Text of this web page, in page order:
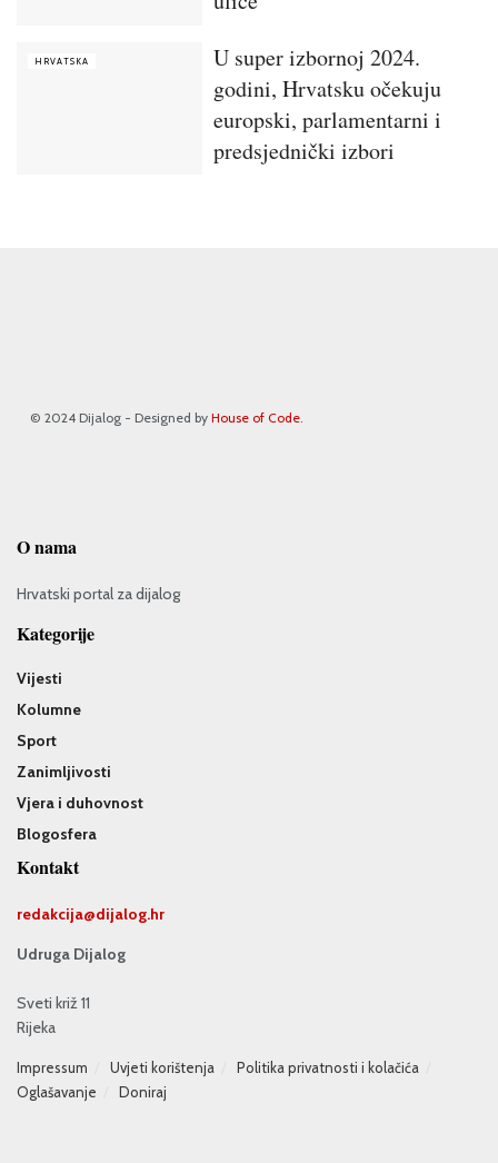
HRVATSKA
U super izbornoj 2024.
godini, Hrvatsku očekuju
europski, parlamentarni i
predsjednički izbori
© 2024 Dijalog - Designed by House of Code
O nama
Hrvatski portal za dijalog
Kategorije
Vijesti
Kolumne
Sport
Zanimljivosti
Vjera i duhovnost
Blogosfera
Kontakt
redakcija@dijalog.hr
Udruga Dijalog
Sveti križ 11
Rijeka
Impressum Uvjeti korištenja
Politika privatnosti i kolačića
Oglašavanje
Doniraj